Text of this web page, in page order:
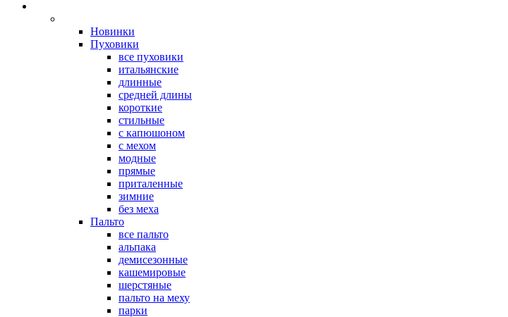
Новинки
Пуховики
все пуховики
итальянские
длинные
средней длины
короткие
стильные
с капюшоном
с мехом
модные
прямые
приталенные
зимние
без меха
Пальто
все пальто
альпака
демисезонные
кашемировые
шерстяные
пальто на меху
парки